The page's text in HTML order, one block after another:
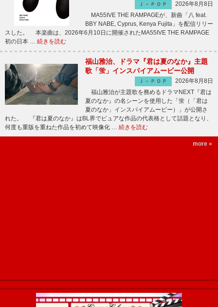
Ｊ－ＰＯＰ
2026年8月8日
MA55IVE THE RAMPAGEが、新曲「八 feat.
BBY NABE, Cyprus, Kenya Fujita」を配信リリー
スした。 本楽曲は、2026年6月10日に開催されたMA55IVE THE RAMPAGE
初の日本 … 続きを読む
福山雅治、ドラマ『君は夏のなか』主題
歌「蛍」インスパイアムービー公開
Ｊ－ＰＯＰ
2026年8月8日
福山雅治が主題歌を務めるドラマNEXT『君は
夏のなか』の名シーンを使用した「蛍（「君は
夏のなか」インスパイアムービー）」が公開さ
れた。 『君は夏のなか』はBL界でピュアな作品の代表格として話題となり、
何度も重版を重ねた作品を初めて映像化 … 続きを読む
more »